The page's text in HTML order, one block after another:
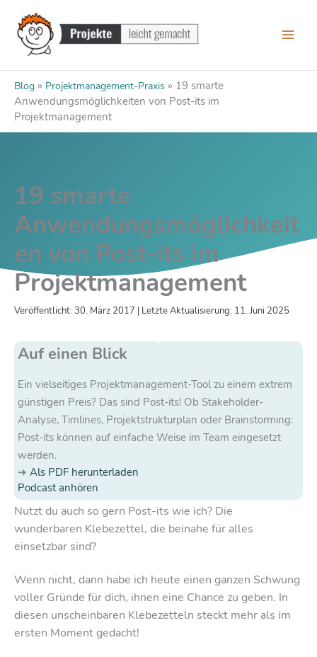
Inhalt
springen
Blog » Projektmanagement-Praxis » 19 smarte
Anwendungsmöglichkeiten von Post-its im
Projektmanagement
19 smarte
Anwendungsmöglichkeit
en von Post-its im
Projektmanagement
Veröffentlicht: 30. März 2017 | Letzte Aktualisierung: 11. Juni 2025
Auf einen Blick
Ein vielseitiges Projektmanagement-Tool zu einem extrem
günstigen Preis? Das sind Post-its! Ob Stakeholder-
Analyse, Timlines, Projektstrukturplan oder Brainstorming:
Post-its können auf einfache Weise im Team eingesetzt
werden.
Als PDF herunterladen
Podcast anhören
Nutzt du auch so gern Post-its wie ich? Die
wunderbaren Klebezettel, die beinahe für alles
einsetzbar sind?
Wenn nicht, dann habe ich heute einen ganzen Schwung
voller Gründe für dich, ihnen eine Chance zu geben. In
diesen unscheinbaren Klebezetteln steckt mehr als im
ersten Moment gedacht!